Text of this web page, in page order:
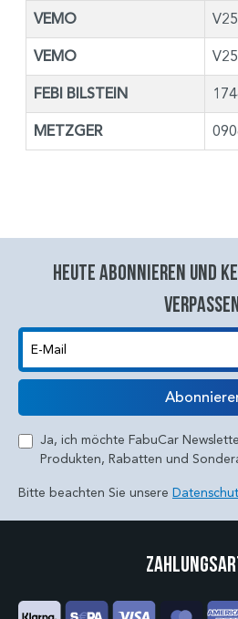
VEMO
VEMO
FEBI BILSTEIN
METZGER
Heute abonnieren und
E-Mail
Ja, ich möchte FabuCar
Produkten, Rabatten und
Bitte beachten Sie unsere